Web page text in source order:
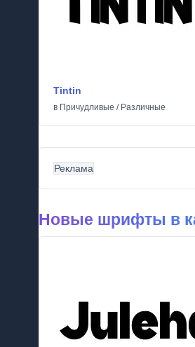
Tintin
в Причудливые / Различные
Реклама
Новые шрифты в